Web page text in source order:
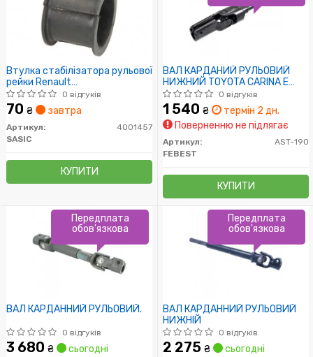
Втулка стабілізатора рульової
рейки Renault
19,25,Clio,Express,Espace
0 відгуків
70 ₴ завтра
Артикул:
4001457
SASIC
КУПИТИ
ВАЛ КАРДАНИЙ РУЛЬОВИЙ
НИЖНИЙ TOYOTA CARINA E
AT19#/ST191/CT190 1992-
1997
0 відгуків
1 540 ₴
термін 2 дн.
Поверненню не підлягає
Артикул:
AST-190
FEBEST
КУПИТИ
ВАЛ КАРДАННИЙ РУЛЬОВИЙ.
0 відгуків
3 680 ₴
сьогодні
Передплата
обов'язкова
ВАЛ КАРДАННИЙ РУЛЬОВИЙ
НИЖНІЙ
0 відгуків
2 275 ₴
сьогодні
Передплата
обов'язкова